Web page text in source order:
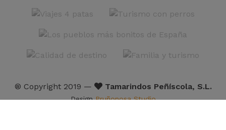
® Copyright 2019 — Tamarindos Peñíscola, S.L.
DesignPruñonosa Studio